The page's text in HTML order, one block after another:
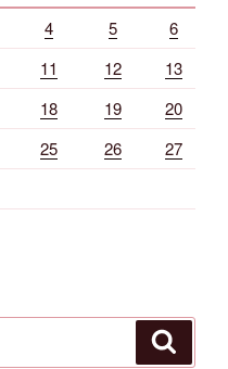
4 5
6
11 12
13
18 19
20
25 26
27